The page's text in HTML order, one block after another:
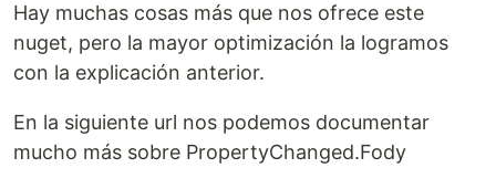
Hay muchas cosas más que nos ofrece este
nuget, pero la mayor optimización la logramos
con la explicación anterior.
En la siguiente url nos podemos documentar
mucho más sobre PropertyChanged.Fody